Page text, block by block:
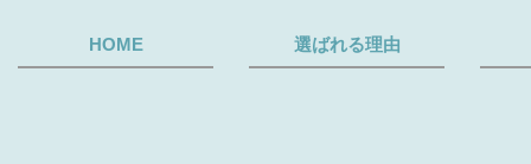
HOME 選ばれる理由